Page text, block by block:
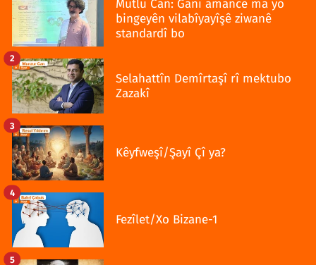
Mutlu Can: Ganî amancê ma yo
bingeyên vilabîyayîşê ziwanê
standardî bo
Selahattîn Demîrtaşî rî mektubo
Zazakî
2
Kêyfweşî/Şayî Çî ya?
3
Fezîlet/Xo Bizane-1
4
5